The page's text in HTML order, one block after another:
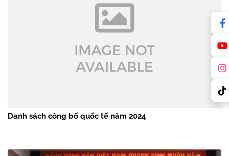
Danh sách công bố quốc tế năm 2024